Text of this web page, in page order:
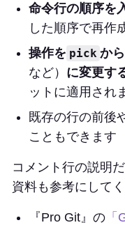
命令行の順序を
した順序で再作
操作を pick か
など） に変更す
ットに適用され
既存の行の前後
こともできます
コメント行の説明
資料も参考にしてく
『Pro Git』の